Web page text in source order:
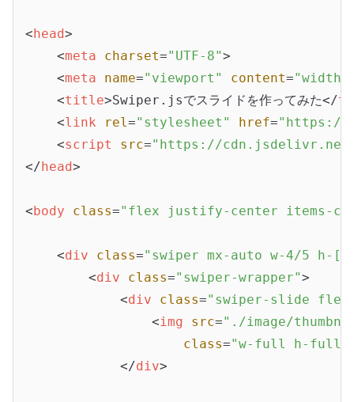
<head>
<meta charset="UTF-8">
<meta name="viewport" content=
<title>Swiper.jsでスライドを作ってみた</
<link rel="stylesheet" href="https://
<script src="https://cdn.jsdelivr.net/
</head>
<body class="flex justify-center items-
<div class="swiper mx-auto w-4/5 h-
<div class="swiper-wrapper">
<div class="swiper-slide
<img src="./image/
class="w-full h-full
</div>